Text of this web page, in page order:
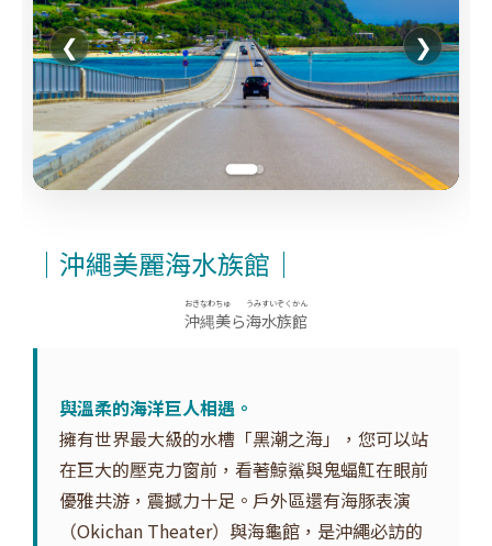
❮ ❯
｜沖繩美麗海水族館｜
沖縄美
おきなわちゅ
ら海水族館
うみすいぞくかん
與溫柔的海洋巨人相遇。
擁有世界最大級的水槽「黑潮之海」，您可以站
在巨大的壓克力窗前，看著鯨鯊與鬼蝠魟在眼前
優雅共游，震撼力十足。戶外區還有海豚表演
（Okichan Theater）與海龜館，是沖繩必訪的